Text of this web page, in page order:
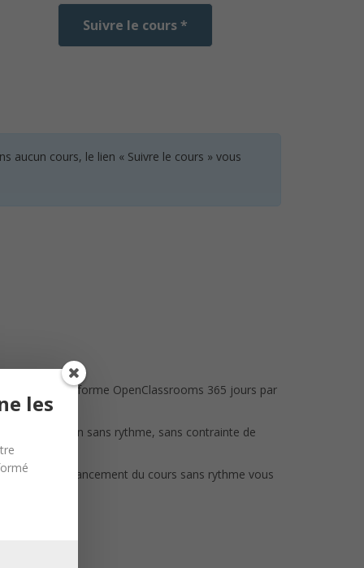
Suivre le cours *
aucun cours, le lien « Suivre le cours » vous
sur la plateforme OpenClassrooms 365 jours par
ou bien sans rythme, sans contrainte de
devoirs. L’avancement du cours sans rythme vous
les